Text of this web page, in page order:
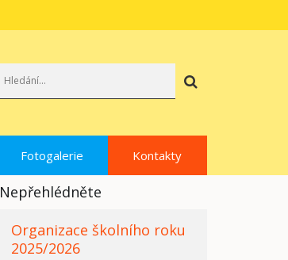
Fotogalerie Kontakty
Nepřehlédněte
Organizace školního roku
2025/2026